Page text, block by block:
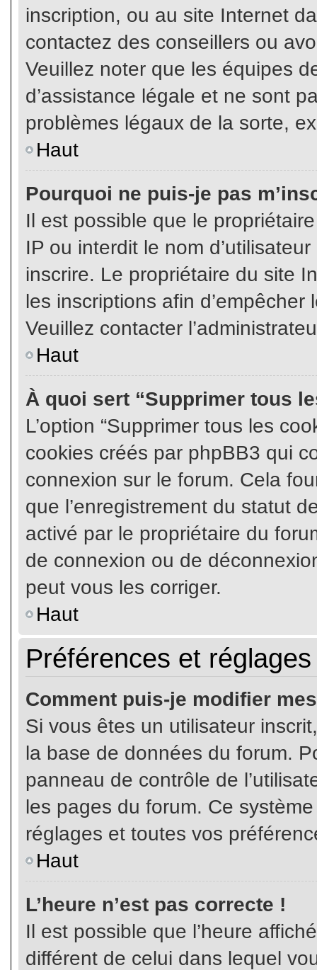
inscription, ou au site Internet
contactez des conseillers ou
Veuillez noter que les équipes
d’assistance légale et ne sont
problèmes légaux de la sorte,
Haut
Pourquoi ne puis-je pas
Il est possible que le
IP ou interdit le nom
inscrire. Le propriétaire du site
les inscriptions afin d’empêcher
Veuillez contacter
Haut
À quoi sert “Supprimer tous
L’option “Supprimer tous les
cookies créés par phpBB3 qui
connexion sur le forum. Cela
que l’enregistrement du statut
activé par le propriétaire du
de connexion ou de
peut vous les corriger.
Haut
Préférences et
Comment puis-je modifier
Si vous êtes un utilisateur
la base de données du forum.
panneau de contrôle de
les pages du forum. Ce
réglages et toutes vos
Haut
L’heure n’est pas correcte !
Il est possible que l’heure
différent de celui dans lequel